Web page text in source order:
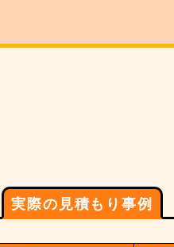
実際の見積もり事例